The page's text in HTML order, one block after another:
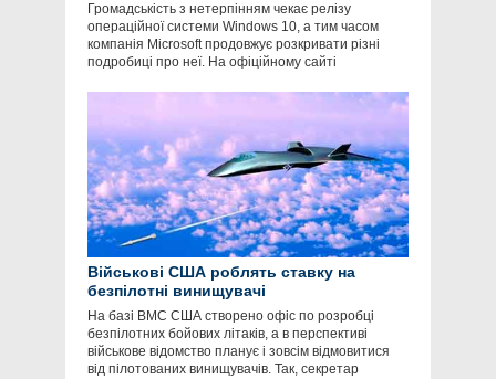
Громадськість з нетерпінням чекає релізу
операційної системи Windows 10, а тим часом
компанія Microsoft продовжує розкривати різні
подробиці про неї. На офіційному сайті
Військові США роблять ставку на
безпілотні винищувачі
На базі ВМС США створено офіс по розробці
безпілотних бойових літаків, а в перспективі
військове відомство планує і зовсім відмовитися
від пілотованих винищувачів. Так, секретар